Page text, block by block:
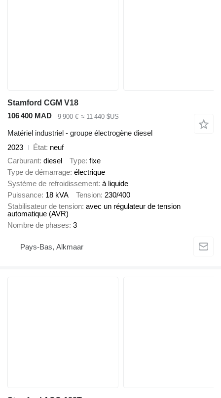
Stamford CGM V18
106 400 MAD
9 900 € ≈ 11 440 $US
Matériel industriel - groupe électrogène diesel
2023
État neuf
Carburant diesel Type fixe
Type de démarrage électrique
Système de refroidissement à liquide
Puissance 18 kVA Tension 230/400
Stabilisateur de tension avec un régulateur de tension
automatique (AVR)
Nombre de phases 3
Pays-Bas, Alkmaar